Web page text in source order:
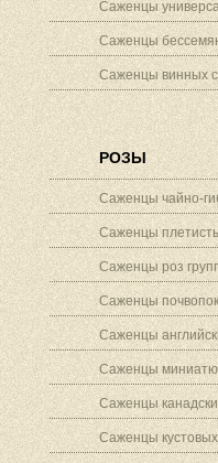
Саженцы
Саженцы
Саженцы винных
РОЗЫ
Саженцы чайно-
Саженцы
Саженцы роз
Саженцы
Саженцы
Саженцы
Саженцы
Саженцы